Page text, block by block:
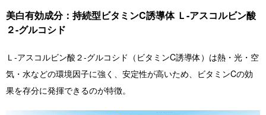
美白有効成分：持続型ビタミンC誘導体 Ｌ-アスコルビン酸
２-グルコシド
Ｌ-アスコルビン酸２-グルコシド（ビタミンC誘導体）は熱・光・空
気・水などの環境因子に強く、安定性が高いため、ビタミンCの効
果を存分に発揮できるのが特徴。